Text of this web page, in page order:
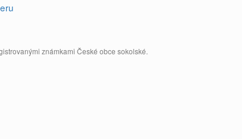
známkami České obce sokolské.